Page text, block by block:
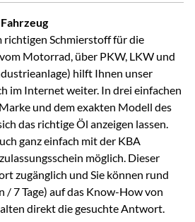
richtigen Schmierstoff für die
Motorrad, über PKW, LKW und
hilft Ihnen unser
im Internet weiter. In drei einfachen
und dem exakten Modell des
das richtige Öl anzeigen lassen.
ganz einfach mit der KBA
möglich. Dieser
zugänglich und Sie können rund
/ 7 Tage) auf das Know-How von
direkt die gesuchte Antwort.